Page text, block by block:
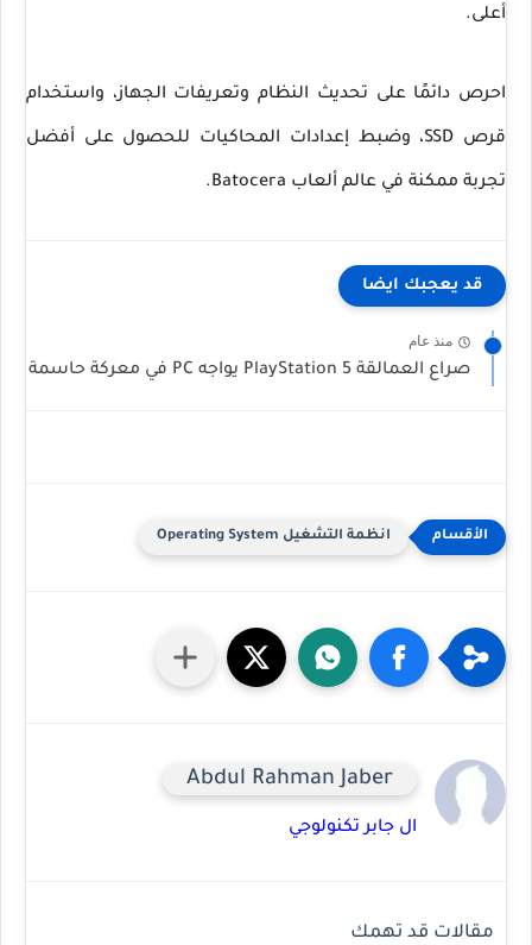
أعلى.
احرص دائمًا على تحديث النظام وتعريفات الجهاز، واستخدام
قرص SSD، وضبط إعدادات المحاكيات للحصول على أفضل
تجربة ممكنة في عالم ألعاب Batocera.
قد يعجبك ايضا
منذ عام
صراع العمالقة PlayStation 5 يواجه PC في معركة حاسمة
انظمة التشغيل Operating System
Abdul Rahman Jaber
ال جابر تكنولوجي
مقالات قد تهمك